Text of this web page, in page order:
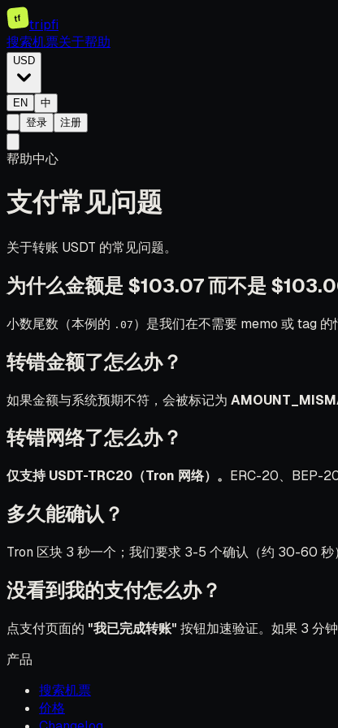
tf
tripfi
搜索机票关于帮助
USD
EN
中
登录
注册
帮助中心
支付常见问题
关于转账 USDT 的常见问题。
为什么金额是 $103.07 而不是
小数尾数（本例的 .07 ）是我们在不需要 memo 或 tag 的
转错金额了怎么办？
如果金额与系统预期不符，会被标记为
转错网络了怎么办？
仅支持 USDT-TRC20（Tron 网络）。 ERC-20、BEP-
多久能确认？
Tron 区块 3 秒一个；我们要求 3-5 个确认（约 30-60 秒
没看到我的支付怎么办？
点支付页面的 "我已完成转账" 按钮加速验证。如果 3 分
产品
搜索机票
价格